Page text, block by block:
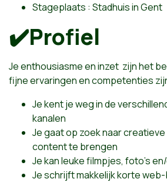
Stageplaats : Stadhuis in Gent
✔️Profiel
Je enthousiasme en inzet zijn het
fijne ervaringen en competenties
Je kent je weg in de
kanalen
Je gaat op zoek naar
content te brengen
Je kan leuke filmpjes, foto’s
Je schrijft makkelijk korte